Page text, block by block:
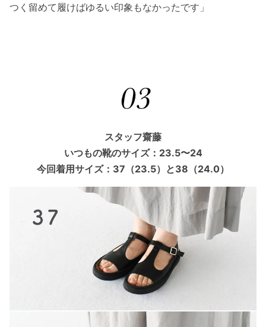
つく留めて履けばゆるい印象もなかったです」
スタッフ齋藤
いつもの靴のサイズ：23.5〜24
今回着用サイズ：37（23.5）と38（24.0）